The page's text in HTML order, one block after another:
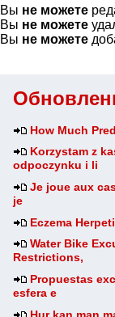
How Much
Korzystam z
odpoczynku i li
Je joue aux
je
Eczema
Water Bike
Restrictions,
Propuestas
esfera e
Вы не можете
Вы не можете
Вы не можете